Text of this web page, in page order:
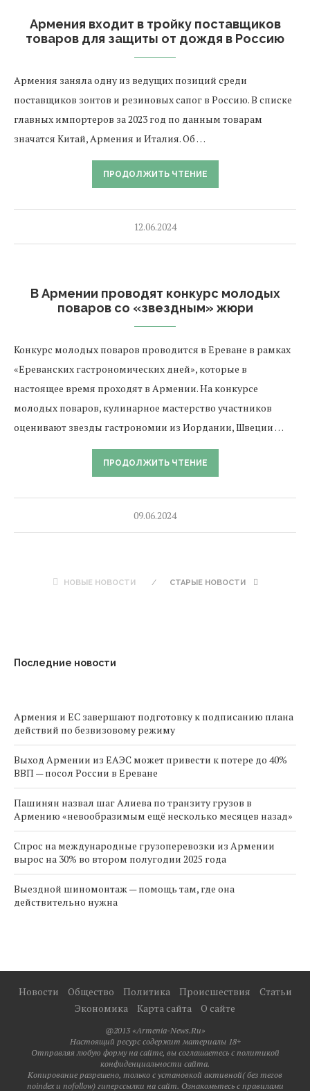
Армения входит в тройку поставщиков
товаров для защиты от дождя в Россию
Армения заняла одну из ведущих позиций среди
поставщиков зонтов и резиновых сапог в Россию. В списке
главных импортеров за 2023 год по данным товарам
значатся Китай, Армения и Италия. Об …
ПРОДОЛЖИТЬ ЧТЕНИЕ
12.06.2024
В Армении проводят конкурс молодых
поваров со «звездным» жюри
Конкурс молодых поваров проводится в Ереване в рамках
«Ереванских гастрономических дней», которые в
настоящее время проходят в Армении. На конкурсе
молодых поваров, кулинарное мастерство участников
оценивают звезды гастрономии из Иордании, Швеции …
ПРОДОЛЖИТЬ ЧТЕНИЕ
09.06.2024
НОВЫЕ НОВОСТИ СТАРЫЕ НОВОСТИ
Последние новости
Армения и ЕС завершают подготовку к подписанию плана
действий по безвизовому режиму
Выход Армении из ЕАЭС может привести к потере до 40%
ВВП — посол России в Ереване
Пашинян назвал шаг Алиева по транзиту грузов в
Армению «невообразимым ещё несколько месяцев назад»
Спрос на международные грузоперевозки из Армении
вырос на 30% во втором полугодии 2025 года
Выездной шиномонтаж — помощь там, где она
действительно нужна
Новости Общество Политика Происшествия
Статьи
Экономика
Карта сайта О сайте
@2013 «Armenia-News.Ru»
Настоящий ресурс содержит материалы 18+
Отправляя любую форму на сайте, вы соглашаетесь с политикой
конфиденциальности сайта.
Копирование разрешено, только с установкой активной( без тегов
noindex и nofollow) гиперссылки на сайт. Ознакомьтесь с правилами